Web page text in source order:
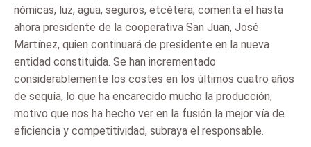
nómicas, luz, agua, seguros, etcétera, comenta el hasta
ahora presidente de la cooperativa San Juan, José
Martínez, quien continuará de presidente en la nueva
entidad constituida. Se han incrementado
considerablemente los costes en los últimos cuatro años
de sequía, lo que ha encarecido mucho la producción,
motivo que nos ha hecho ver en la fusión la mejor vía de
eficiencia y competitividad, subraya el responsable.